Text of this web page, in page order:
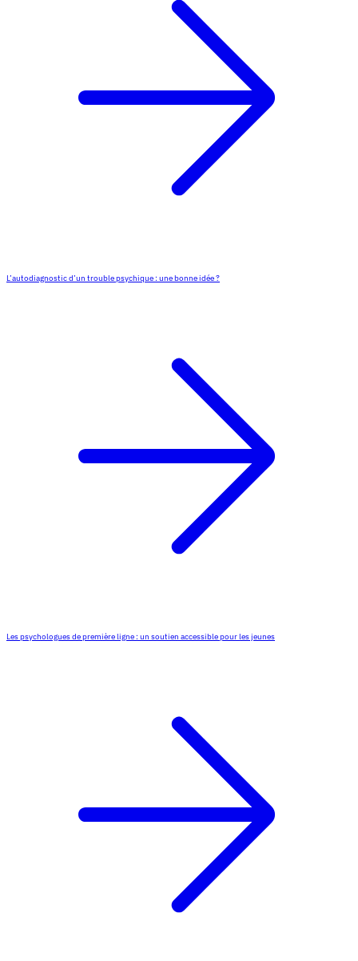
L’autodiagnostic d’un trouble psychique : une bonne idée ?
Les psychologues de première ligne : un soutien accessible pour les jeunes